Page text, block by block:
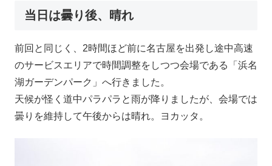
当日は曇り後、晴れ
前回と同じく、2時間ほど前に名古屋を出発し途中高速
のサービスエリアで時間調整をしつつ会場である「浜名
湖ガーデンパーク」へ行きました。
天候が怪く道中パラパラと雨が降りましたが、会場では
曇りを維持して午後からは晴れ。ヨカッタ。